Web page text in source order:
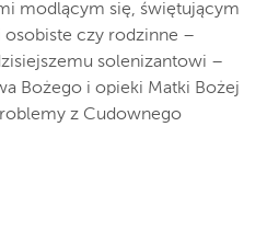
modlącym się, świętującym
czy rodzinne –
solenizantowi –
Bożego i opieki Matki Bożej
z Cudownego